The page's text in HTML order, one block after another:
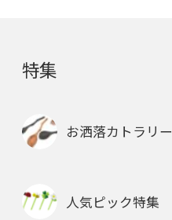
特集
お洒落カトラリー
人気ピック特集